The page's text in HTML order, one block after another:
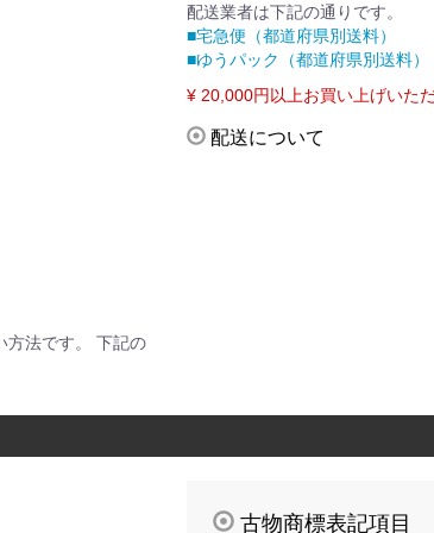
方法です。 下記の
配送業者は下記の通りです。
■宅急便（都道府県別送料）
■ゆうパック（都道府県別送料）
¥ 20,000円以上お買い上げいた
配送について
古物商標表記項目